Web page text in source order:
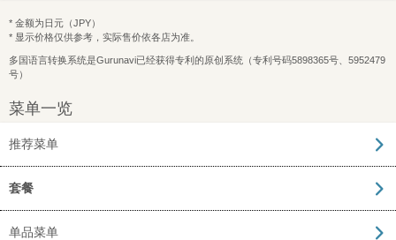
* 金额为日元（JPY）
* 显示价格仅供参考，实际售价依各店为准。
多国语言转换系统是Gurunavi已经获得专利的原创系统（专利号码5898365号、5952479
号）
菜单一览
推荐菜单
套餐
单品菜单